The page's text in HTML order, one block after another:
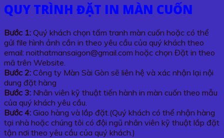
QUY TRÌNH ĐẶT IN MÀN CUỐN
Bước 1: Quý khách chọn tấm tranh màn cuốn hoặc có thể
gửi file hình ảnh cần in theo yêu cầu của quý khách theo
email: noithatmansaigon@gmail.com hoặc chọn Đặt in theo
mã trên Website.
Bước 2: Công ty Màn Sài Gòn sẽ liên hệ và xác nhận lại nội
dung đặt hàng
Bước 3: Nhân viên kỹ thuật tiến hành in màn cuốn theo mẫu
của quý khách yêu cầu.
Bước 4: Giao hàng và lắp đặt.(Quý khách có thể nhận hàng
tại nhà hoặc chúng tôi có đội ngũ nhân viên kỹ thuật lắp đặt
tận nơi theo yêu cầu của quý khách.)